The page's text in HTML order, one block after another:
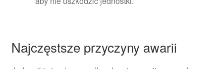
Najczęstsze przyczyny awarii